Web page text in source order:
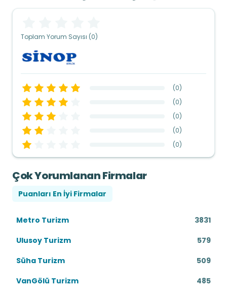
Toplam Yorum Sayısı (0)
(0)
(0)
(0)
(0)
(0)
Çok Yorumlanan Firmalar
Puanları En İyi Firmalar
Metro Turizm
3831
Ulusoy Turizm
579
Süha Turizm
509
VanGölü Turizm
485